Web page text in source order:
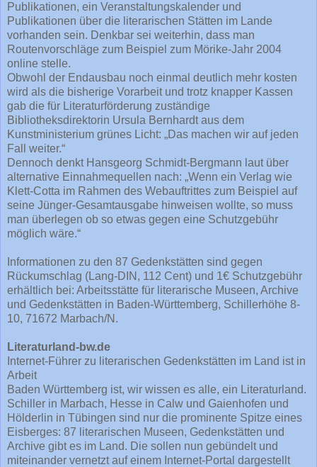
Publikationen, ein Veranstaltungskalender und
Publikationen über die literarischen Stätten im Lande
vorhanden sein. Denkbar sei weiterhin, dass man
Routenvorschläge zum Beispiel zum Mörike-Jahr 2004
online stelle.
Obwohl der Endausbau noch einmal deutlich mehr kosten
wird als die bisherige Vorarbeit und trotz knapper Kassen
gab die für Literaturförderung zuständige
Bibliotheksdirektorin Ursula Bernhardt aus dem
Kunstministerium grünes Licht: „Das machen wir auf jeden
Fall weiter.“
Dennoch denkt Hansgeorg Schmidt-Bergmann laut über
alternative Einnahmequellen nach: „Wenn ein Verlag wie
Klett-Cotta im Rahmen des Webauftrittes zum Beispiel auf
seine Jünger-Gesamtausgabe hinweisen wollte, so muss
man überlegen ob so etwas gegen eine Schutzgebühr
möglich wäre.“
Informationen zu den 87 Gedenkstätten sind gegen
Rückumschlag (Lang-DIN, 112 Cent) und 1€ Schutzgebühr
erhältlich bei: Arbeitsstätte für literarische Museen, Archive
und Gedenkstätten in Baden-Württemberg, Schillerhöhe 8-
10, 71672 Marbach/N.
Literaturland-bw.de
Internet-Führer zu literarischen Gedenkstätten im Land ist in
Arbeit
Baden Württemberg ist, wir wissen es alle, ein Literaturland.
Schiller in Marbach, Hesse in Calw und Gaienhofen und
Hölderlin in Tübingen sind nur die prominente Spitze eines
Eisberges: 87 literarischen Museen, Gedenkstätten und
Archive gibt es im Land. Die sollen nun gebündelt und
miteinander vernetzt auf einem Internet-Portal dargestellt